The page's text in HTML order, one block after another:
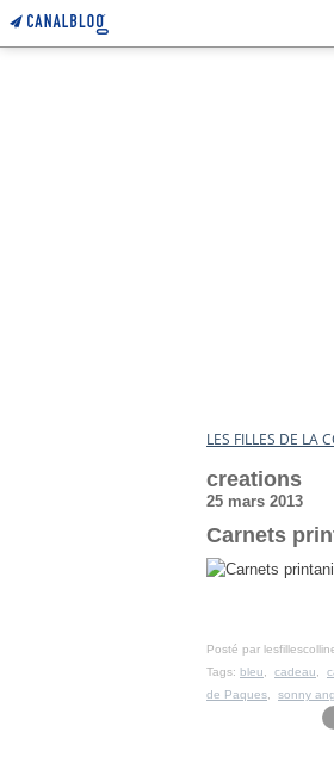
LES FILLES DE LA
creations
25 mars 2013
Carnets
Posté par
Tags: bleu cadeau
de Paques
sonny